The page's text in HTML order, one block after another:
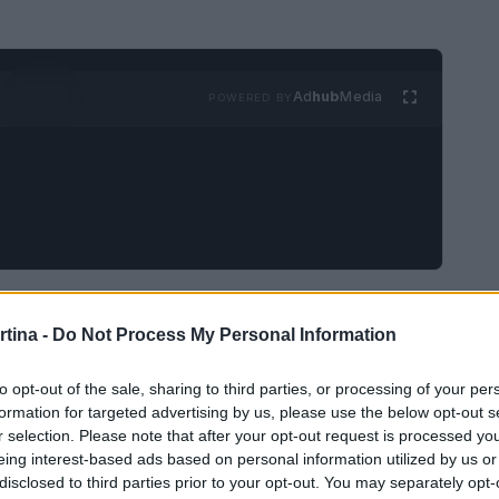
- Do Not Process My Personal Information
opt-out of the sale, sharing to third parties, or processing of your
for targeted advertising by us, please use the below opt-out
selection. Please note that after your opt-out request is processed
interest-based ads based on personal information utilized by us
to third parties prior to your opt-out. You may separately
AdhubMedia
alta quota
non è solo un paradiso per gli sciatori, ma
in cerca di avventure uniche. Con l’aumento
le attività in alta quota si diversificano,
e piccini. Dalle escursioni panoramiche